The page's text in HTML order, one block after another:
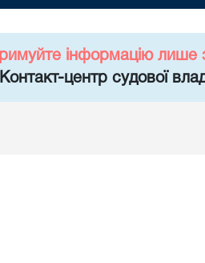
інформацію лише
центр судової